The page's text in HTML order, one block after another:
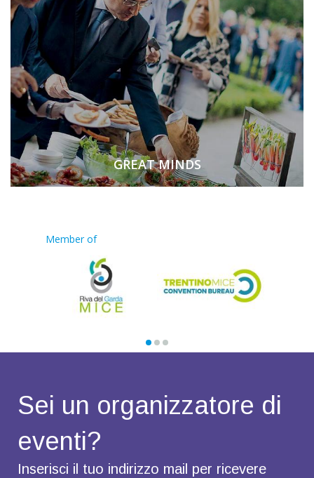
GREAT MINDS
Member of
Sei un organizzatore di
eventi?
Inserisci il tuo indirizzo mail per ricevere